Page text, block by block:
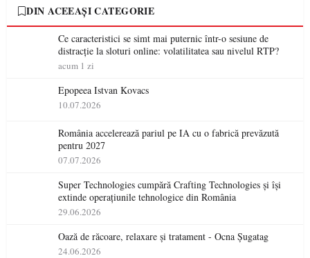
DIN ACEEAȘI CATEGORIE
Ce caracteristici se simt mai puternic într-o sesiune de
distracție la sloturi online: volatilitatea sau nivelul RTP?
acum 1 zi
Epopeea Istvan Kovacs
10.07.2026
România accelerează pariul pe IA cu o fabrică prevăzută
pentru 2027
07.07.2026
Super Technologies cumpără Crafting Technologies și își
extinde operațiunile tehnologice din România
29.06.2026
Oază de răcoare, relaxare și tratament - Ocna Șugatag
24.06.2026